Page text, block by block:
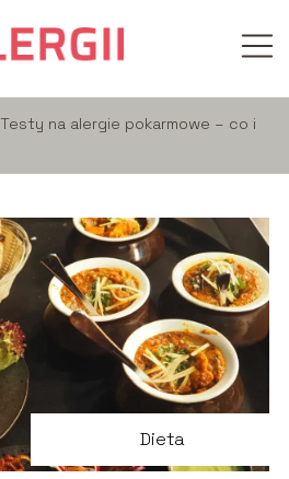
Testy na alergie pokarmowe – co i
Dieta